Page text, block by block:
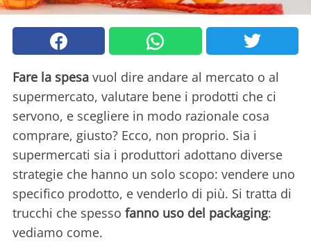
Fare la spesa vuol dire andare al mercato o al
supermercato, valutare bene i prodotti che ci
servono, e scegliere in modo razionale cosa
comprare, giusto? Ecco, non proprio. Sia i
supermercati sia i produttori adottano diverse
strategie che hanno un solo scopo: vendere uno
specifico prodotto, e venderlo di più. Si tratta di
trucchi che spesso fanno uso del packaging:
vediamo come.